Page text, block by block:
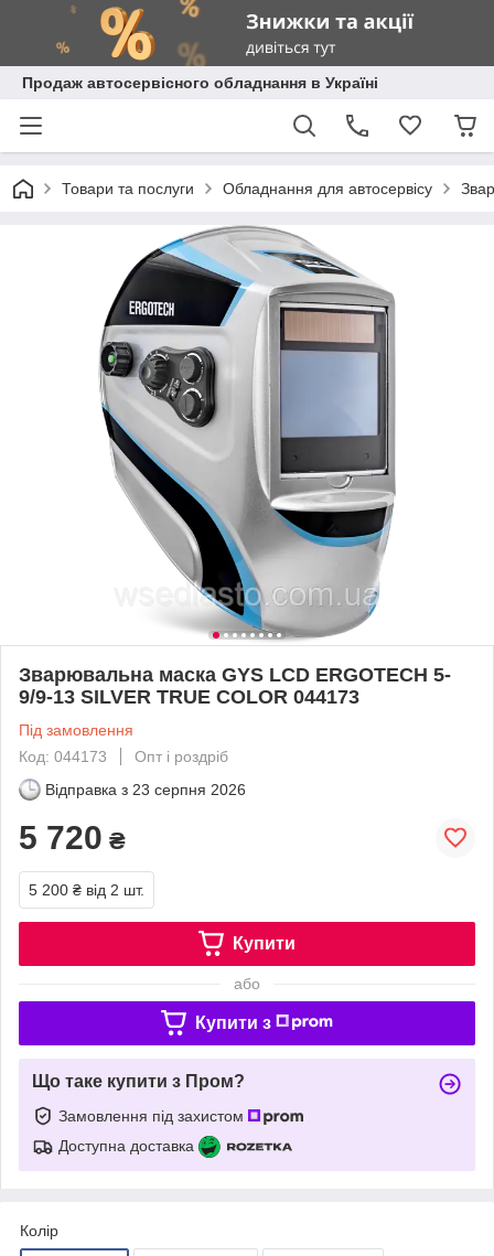
Продаж автосервісного обладнання в Україні
Товари та послуги Обладнання для автосервісу
Зварювальна маска GYS LCD ERGOTECH 5-
9/9-13 SILVER TRUE COLOR 044173
Під замовлення
Код: 044173
Опт і роздріб
Відправка з 23 серпня 2026
5 720 ₴
5 200 ₴ від 2 шт.
Купити
або
Купити з
Що таке купити з Пром?
Замовлення під захистом
Доступна доставка
Колір